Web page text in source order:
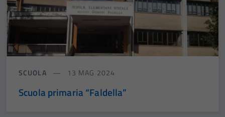
SCUOLA 13 MAG 2024
Scuola primaria “Faldella”